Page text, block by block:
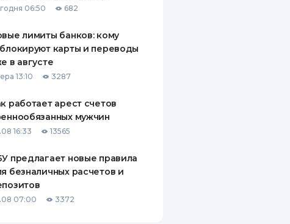
06:50 682
лимиты банков: кому
карты и переводы
в августе
13:10 3287
работает арест счетов
мужчин
16:33 13565
предлагает новые правила
безналичных расчетов и
07:00 3372